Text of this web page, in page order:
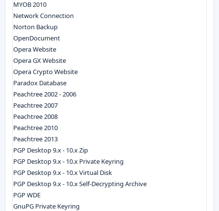
MYOB 2010
Network Connection
Norton Backup
OpenDocument
Opera Website
Opera GX Website
Opera Crypto Website
Paradox Database
Peachtree 2002 - 2006
Peachtree 2007
Peachtree 2008
Peachtree 2010
Peachtree 2013
PGP Desktop 9.x - 10.x Zip
PGP Desktop 9.x - 10.x Private Keyring
PGP Desktop 9.x - 10.x Virtual Disk
PGP Desktop 9.x - 10.x Self-Decrypting Archive
PGP WDE
GnuPG Private Keyring